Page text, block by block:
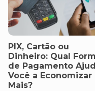
PIX, Cartão ou
Dinheiro: Qual
de Pagamento
Você a Economizar
Mais?